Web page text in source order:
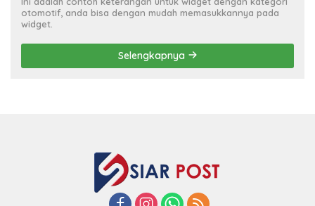
otomotif, anda bisa dengan mudah memasukkannya pada
widget.
Selengkapnya